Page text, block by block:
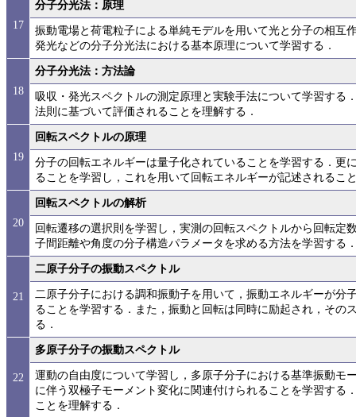
17
分子分光法：原理
振動電場と荷電粒子による単純モデルを用いて光と分子の相互
発光などの分子分光法における基本原理について学習する．
18
分子分光法：方法論
吸収・発光スペクトルの測定原理と実験手法について学習する
法則に基づいて評価されることを理解する．
19
回転スペクトルの原理
分子の回転エネルギーは量子化されていることを学習する．更
ることを学習し，これを用いて回転エネルギーが記述されるこ
20
回転スペクトルの解析
回転遷移の選択則を学習し，実測の回転スペクトルから回転定
子間距離や角度の分子構造パラメータを求める方法を学習する
21
二原子分子の振動スペクトル
二原子分子における調和振動子を用いて，振動エネルギーが分
ることを学習する．また，振動と回転は同時に励起され，その
る．
22
多原子分子の振動スペクトル
運動の自由度について学習し，多原子分子における基準振動モ
に伴う双極子モーメント変化に関連付けられることを学習する
ことを理解する．